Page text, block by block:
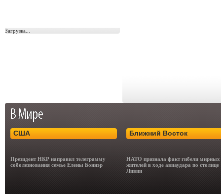
Загрузка...
США
Президент НКР направил телеграмму
соболезнования семье Елены Боннэр
Ближний Восток
НАТО признала факт гибели мирных
жителей в ходе авиаудара по столице
Ливии